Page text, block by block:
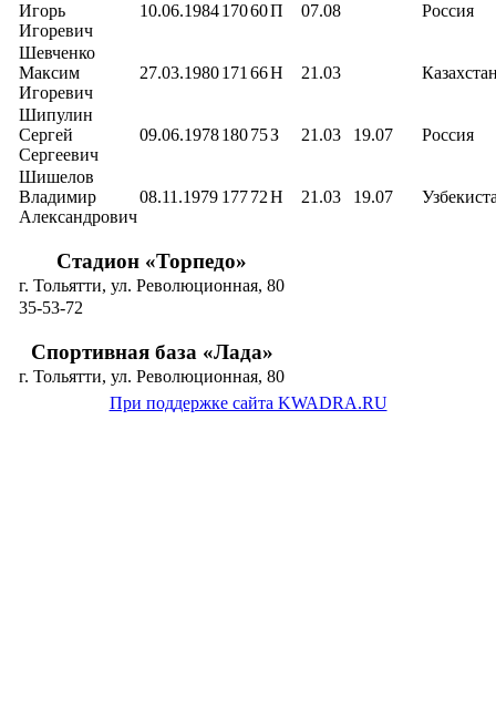
Игорь
Игоревич
10.06.198417060П 07.08 Россия
Шевченко
Максим
Игоревич
27.03.1980171 66Н 21.03
Шипулин
Сергей
Сергеевич
09.06.197818075З 21.03 19.07 Россия
Шишелов
Владимир
Александрович
08.11.1979 17772Н 21.03 19.07
Стадион «Торпедо»
г. Тольятти, ул. Революционная, 80
35-53-72
Спортивная база «Лада»
г. Тольятти, ул. Революционная, 80
При поддержке сайта KWADRA.RU